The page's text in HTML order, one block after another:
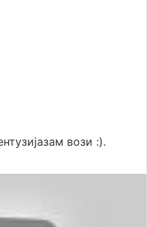
вози :).